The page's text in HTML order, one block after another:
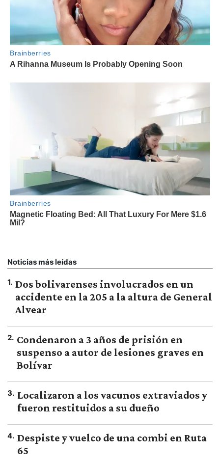
Noticias más leídas
1. Dos bolivarenses involucrados en un
accidente en la 205 a la altura de General
Alvear
2. Condenaron a 3 años de prisión en
suspenso a autor de lesiones graves en
Bolívar
3. Localizaron a los vacunos extraviados y
fueron restituidos a su dueño
4. Despiste y vuelco de una combi en Ruta
65